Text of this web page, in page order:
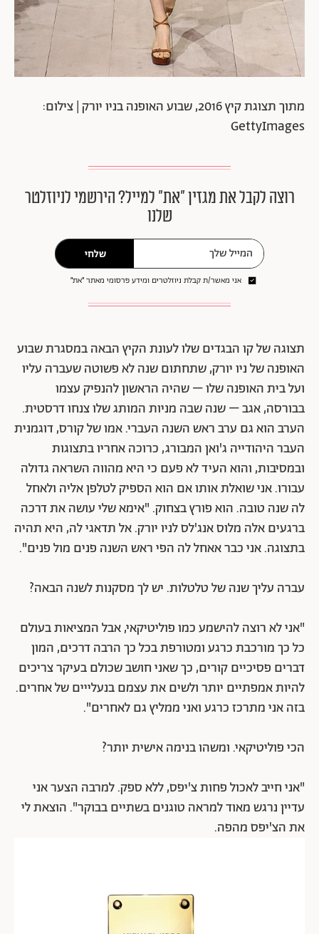
מתוך תצוגת קיץ 2016, שבוע האופנה בניו יורק | צילום:
GettyImages
רוצה לקבל את מגזין ״את״ למייל? הירשמי לניוזלטר
שלנו
שלחי
אני מאשר/ת קבלת ניוזלטרים ומידע פרסומי מאתר ״את״
תצוגה של קו הבגדים שלו לעונת הקיץ הבאה במסגרת שבוע
האופנה של ניו יורק, שתחתום שנה לא פשוטה שעברה עליו
ועל בית האופנה שלו – שהיה הראשון להנפיק עצמו
בבורסה, אגב – שנה שבה מניות המותג שלו צנחו דרסטית.
הערב הוא גם ערב ראש השנה העברי. אמו של קורס, דוגמנית
העבר היהודייה ג'ואן המבורג, כרוכה אחריו בתצוגות
ובמסיבות, והוא העיד לא פעם כי היא מהווה השראה גדולה
עבורו. אני שואלת אותו אם הוא הספיק לטלפן אליה ולאחל
לה שנה טובה. הוא פורץ בצחוק. "אימא שלי עושה את דרכה
ברגעים אלה מלוס אנג'לס לניו יורק. אל תדאגי לה, היא תהיה
בתצוגה. אני כבר אאחל לה הפי ראש השנה פנים מול פנים".
עברה עליך שנה של טלטלות. יש לך מסקנות לשנה הבאה?
"אני לא רוצה להישמע כמו פוליטיקאי, אבל המציאות בעולם
כל כך מורכבת כרגע ומטורפת בכל כך הרבה דרכים, המון
דברים פסיכיים קורים, כך שאני חושב שכולם בעיקר צריכים
להיות אמפתיים יותר ולשים את עצמם בנעלייים של אחרים.
בזה אני מתרכז כרגע ואני ממליץ גם לאחרים".
הכי פוליטיקאי. ומשהו בנימה אישית יותר?
"אני חייב לאכול פחות צ'יפס, ללא ספק. למרבה הצער אני
עדיין נרגש מאוד למראה טוגנים בשתיים בבוקר". הוצאת לי
את הצ'יפס מהפה.